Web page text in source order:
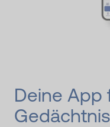
Deine App
Gedächtnis